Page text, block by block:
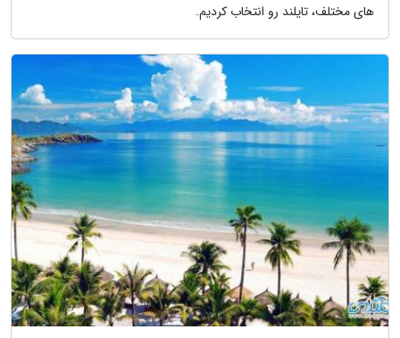
های مختلف، تایلند رو انتخاب کردیم.